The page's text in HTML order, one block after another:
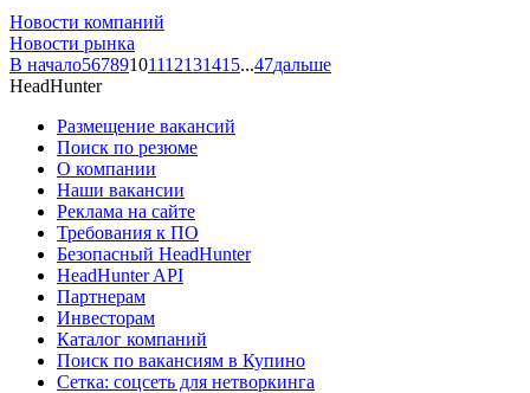
Новости компаний
Новости рынка
В начало56789101112131415...47дальше
HeadHunter
Размещение вакансий
Поиск по резюме
О компании
Наши вакансии
Реклама на сайте
Требования к ПО
Безопасный HeadHunter
HeadHunter API
Партнерам
Инвесторам
Каталог компаний
Поиск по вакансиям в Купино
Сетка: соцсеть для нетворкинга